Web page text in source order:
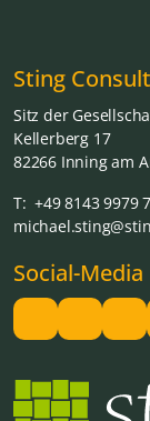
Sting
Sitz der
Kellerberg 17
82266 Inning am
T: +49 8143 9979
Social-Media